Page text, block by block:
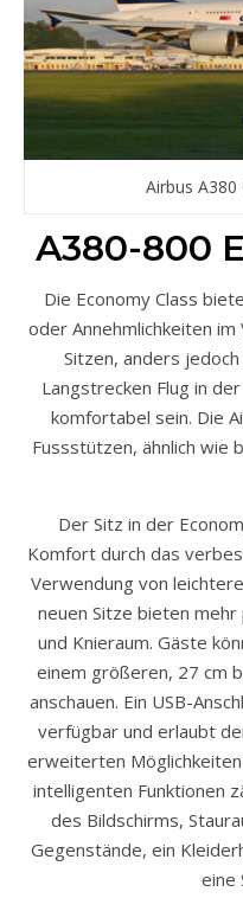
Airbus
A380-800
Die Economy Class
oder Annehmlichkeiten
Sitzen, anders jedoch
Langstrecken Flug in
komfortabel sein. Die
Fussstützen, ähnlich wie
Der Sitz in der
Komfort durch das
Verwendung von
neuen Sitze bieten
und Knieraum. Gäste
einem größeren, 27 cm
anschauen. Ein USB-
verfügbar und erlaubt
erweiterten
intelligenten Funktionen
des Bildschirms,
Gegenstände, ein
eine